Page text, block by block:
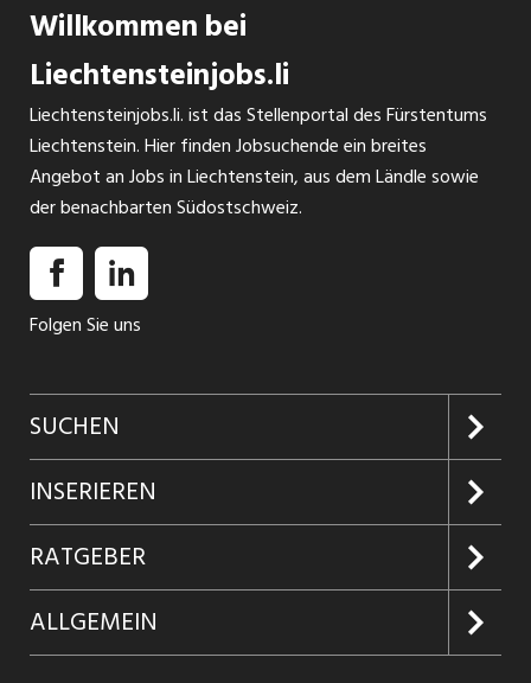
Willkommen bei
Liechtensteinjobs.li
Liechtensteinjobs.li. ist das Stellenportal des Fürstentums
Liechtenstein. Hier finden Jobsuchende ein breites
Angebot an Jobs in Liechtenstein, aus dem Ländle sowie
der benachbarten Südostschweiz.
Folgen Sie uns
SUCHEN
Jobs suchen
Jobabo
Firmen entdecken
Jobs in Graubünden
INSERIEREN
Kundenlogin
Inserieren
Produkte
RATGEBER
Glossar
ALLGEMEIN